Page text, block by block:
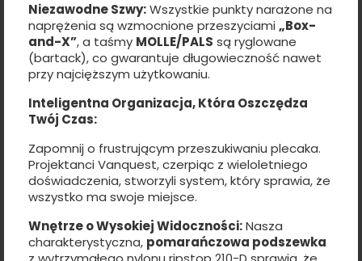
Niezawodne Szwy:Wszystkie punkty narażone na
naprężenia są wzmocnione przeszyciami „Box-
and-X”, a taśmy MOLLE/PALS są ryglowane
(bartack), co gwarantuje długowieczność nawet
przy najcięższym użytkowaniu.
Inteligentna Organizacja, Która Oszczędza
Twój Czas:
Zapomnij o frustrującym przeszukiwaniu plecaka.
Projektanci Vanquest, czerpiąc z wieloletniego
doświadczenia, stworzyli system, który sprawia, że
wszystko ma swoje miejsce.
Wnętrze o Wysokiej Widoczności:Nasza
charakterystyczna, pomarańczowa podszewka